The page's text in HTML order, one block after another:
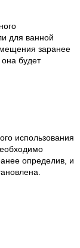
для ванной
заранее
будет
использования
определив, и